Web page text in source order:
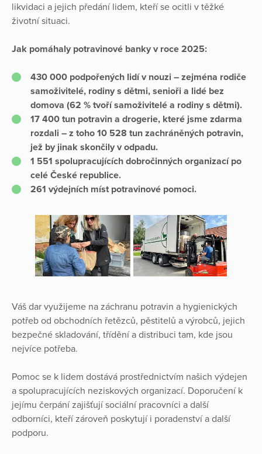
likvidaci a jejich předání lidem, kteří se ocitli v těžké
životní situaci.
Jak pomáhaly potravinové banky v roce 2025:
430 000 podpořených lidí v nouzi – zejména rodiče
samoživitelé, rodiny s dětmi, senioři a lidé bez
domova (62 % tvoří samoživitelé a rodiny s dětmi).
17 400 tun potravin a drogerie, které jsme zdarma
rozdali – z toho 10 528 tun zachráněných potravin,
jež by jinak skončily v odpadu.
1 551 spolupracujících dobročinných organizací po
celé České republice.
261 výdejních míst potravinové pomoci.
Váš dar využijeme na záchranu potravin a hygienických
potřeb od obchodních řetězců, pěstitelů a výrobců, jejich
bezpečné skladování, třídění a distribuci tam, kde jsou
nejvíce potřeba.
Pomoc se k lidem dostává prostřednictvím našich výdejen
a spolupracujících neziskových organizací. Doporučení k
jejímu čerpání zajišťují sociální pracovníci a další
odborníci, kteří zároveň poskytují i poradenství a další
podporu.